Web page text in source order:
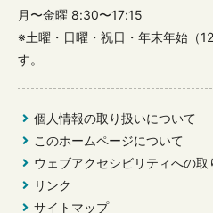
月〜金曜 8:30〜17:15
※土曜・日曜・祝日・年末年始（
す。
個人情報の取り扱いについて
このホームページについて
ウェブアクセシビリティへの取
リンク
サイトマップ